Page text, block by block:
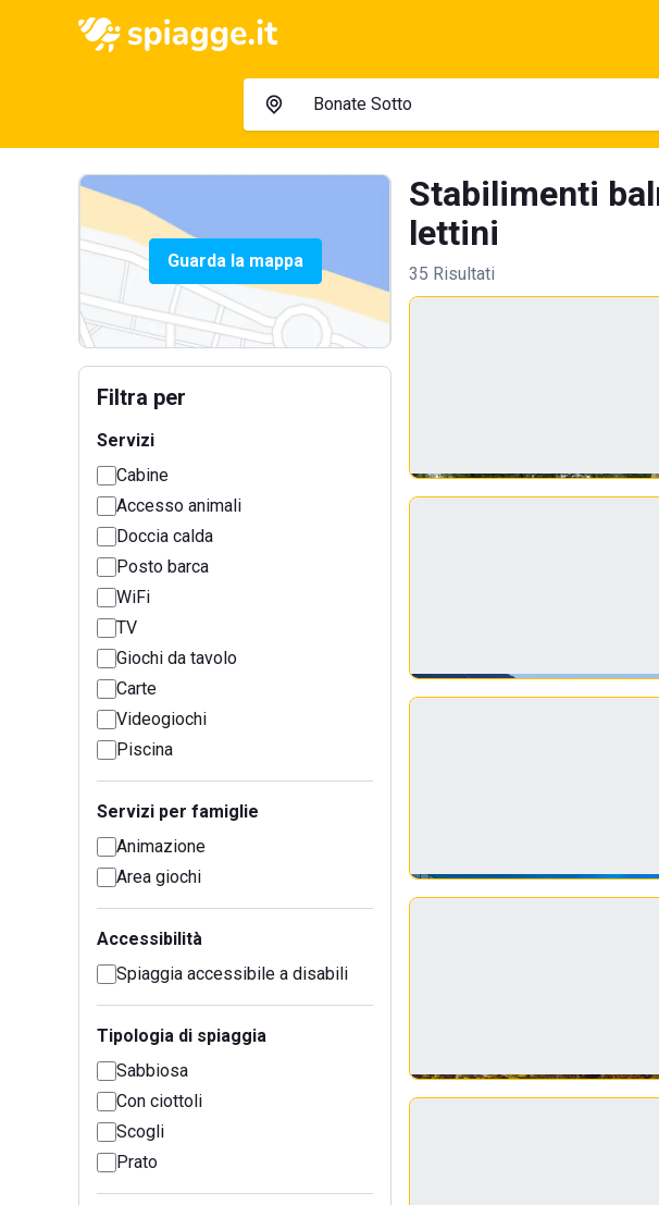
Guarda la mappa
Filtra per
Servizi
Cabine
Accesso animali
Doccia calda
Posto barca
WiFi
TV
Giochi da tavolo
Carte
Videogiochi
Piscina
Servizi per famiglie
Animazione
Area giochi
Accessibilità
Spiaggia accessibile a disabili
Tipologia di spiaggia
Sabbiosa
Con ciottoli
Scogli
Prato
Stabilimenti
lettini
35 Risultati